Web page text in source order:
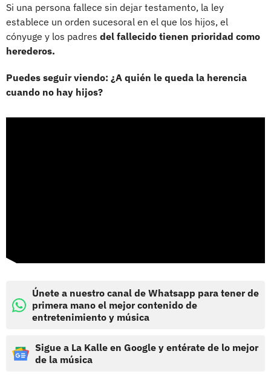
Si una persona fallece sin dejar testamento, la ley
establece un orden sucesoral en el que los hijos, el
cónyuge y los padres del fallecido tienen prioridad como
herederos.
Puedes seguir viendo: ¿A quién le queda la herencia
cuando no hay hijos?
Únete a nuestro canal de Whatsapp para tener de
primera mano el mejor contenido de
entretenimiento y música
Sigue a La Kalle en Google y entérate de lo mejor
de la música